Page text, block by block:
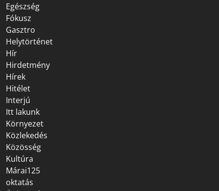
Egészség
Fókusz
Gasztro
Helytörténet
Hír
Hirdetmény
Hírek
Hitélet
Interjú
Itt lakunk
Környezet
Közlekedés
Közösség
Kultúra
Márai125
oktatás